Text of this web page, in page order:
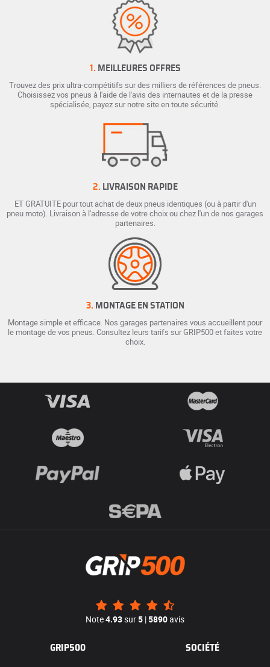
1. MEILLEURES OFFRES
Trouvez des prix ultra-compétitifs sur des milliers de références de pneus.
Choisissez vos pneus à l'aide de l'avis des internautes et de la presse
spécialisée, payez sur notre site en toute sécurité.
2. LIVRAISON RAPIDE
ET GRATUITE pour tout achat de deux pneus identiques (ou à partir d'un
pneu moto). Livraison à l'adresse de votre choix ou chez l'un de nos garages
partenaires.
3. MONTAGE EN STATION
Montage simple et efficace. Nos garages partenaires vous accueillent pour
le montage de vos pneus. Consultez leurs tarifs sur GRIP500 et faites votre
choix.
Note4.93sur5 |5890avis
GRIP500 SOCIÉTÉ